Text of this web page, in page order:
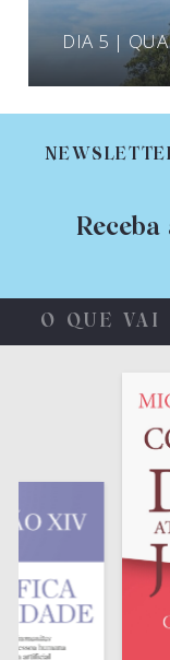
DIA 5 |
Receba
O QUE VAI